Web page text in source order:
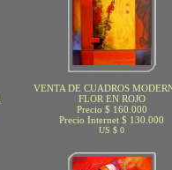
VENTA DE CUADROS
FLOR EN ROJO
Precio $ 160.000
Precio Internet $ 130.000
US $ 0